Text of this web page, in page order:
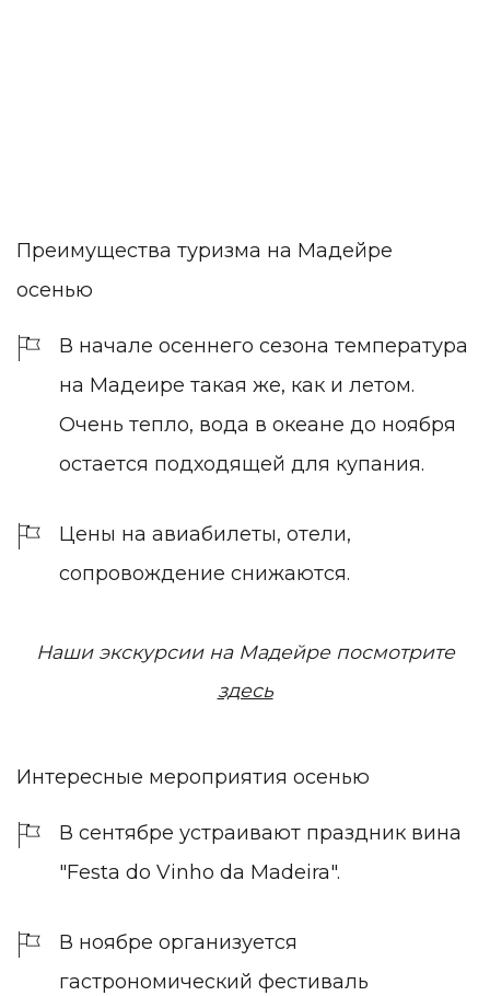
Преимущества туризма на Мадейре
осенью
В начале осеннего сезона температура
на Мадеире такая же, как и летом.
Очень тепло, вода в океане до ноября
остается подходящей для купания.
Цены на авиабилеты, отели,
сопровождение снижаются.
Наши экскурсии на Мадейре посмотрите
здесь
Интересные мероприятия осенью
В сентябре устраивают праздник вина
"Festa do Vinho da Madeira".
В ноябре организуется
гастрономический фестиваль